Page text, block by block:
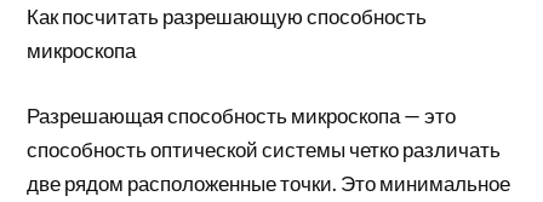
Как посчитать разрешающую способность
микроскопа
Разрешающая способность микроскопа — это
способность оптической системы четко различать
две рядом расположенные точки. Это минимальное